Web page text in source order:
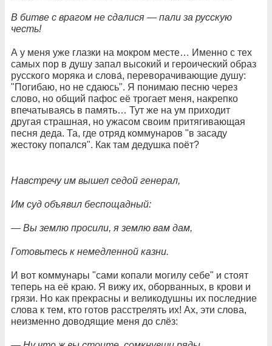
В битве с врагом не сдалися — пали за русскую
честь!
А у меня уже глазки на мокром месте… Именно с тех
самых пор в душу запал высокий и героический образ
русского моряка и слова́, переворачивающие душу:
"Погибаю, но не сдаюсь". Я понимаю песню через
слово, но общий пафос её трогает меня, накрепко
впечатываясь в память… Тут же на ум приходит
другая страшная, но ужасом своим притягивающая
песня деда. Та, где отряд коммунаров "в засаду
жестоку попался". Как там дедушка поёт?
Навстречу им вышел седой генерал,
Им суд объявил беспощадный:
— Вы землю просили, я землю вам дам,
Готовьтесь к немедленной казни.
И вот коммунары "сами копали могилу себе" и стоят
теперь на её краю. Я вижу их, оборванных, в крови и
грязи. Но как прекрасны и великодушны их последние
слова к тем, кто готов расстрелять их! Ах, эти слова,
неизменно доводящие меня до слёз: